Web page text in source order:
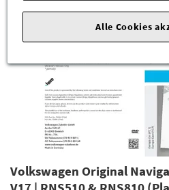
Volkswagen Original
Alle Cookies